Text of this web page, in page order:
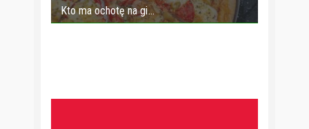
Kto ma ochotę na gi